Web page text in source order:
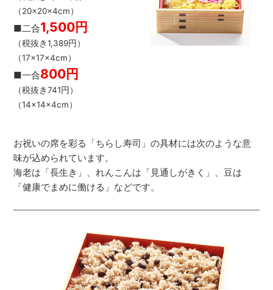
（20×20×4cm）
■二合1,500円
（税抜き1,389円）
（17×17×4cm）
■一合800円
（税抜き741円）
（14×14×4cm）
お祝いの席を彩る「ちらし寿司」の具材には次のような意
味が込められています。
海老は「長生き」、れんこんは「見通しがきく」、豆は
「健康でまめに働ける」などです。